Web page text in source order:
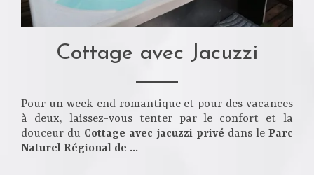
Cottage avec Jacuzzi
Pour un week-end romantique et pour des vacances
à deux, laissez-vous tenter par le confort et la
douceur du Cottage avec jacuzzi privé dans le Parc
Naturel Régional de ...